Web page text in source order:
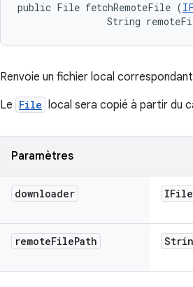
public File fetchRemoteFile (
String
Renvoie un fichier local
Le File local sera copié à partir du
Paramètres
downloader IFile
remoteFilePath